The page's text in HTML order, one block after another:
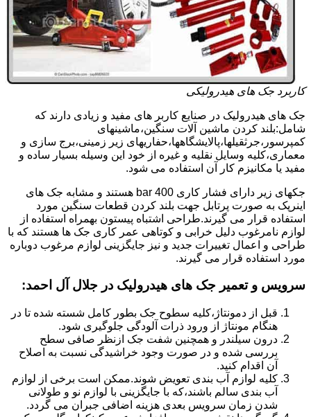
کاربرد جک های هیدرولیکی
جک های هیدرولیک در صنایع کاربر های مفید و زیادی دارند که
شامل:بلند کردن ماشین آلات سنگین،ماشینهای
کمپرسور،جرثقیلها،پالایشگاهها،حفاریهای زیر زمینی،برج سازی و
معماری،کلیه وسایل نقلیه و غیره از خود این وسیله بسیار ساده و
مفید یا مکانیزم کار آن استفاده می شود.
جکهای زیر دارای فشار کاری 400 bar هستند و مشابه جک های
اینرپک به صورت پرتابل جهت بلند کردن قطعات سنگین مورد
استفاده قرار می گیرند.طراحی اشتباه پیستون بهمراه استفاده از
لوازم نامرغوب دلیل خرابی و کوتاهی عمر کاری جک ها هستند که با
طراحی و اعمال تغییرات جدید و نیز جایگزینی لوازم مرغوب دوباره
مورد استفاده قرار می گیرند.
سرویس و تعمیر جک های هیدرولیک در جلال آل احمد:
قبل از دمونتاژ،کلیه سطوح جک بطور کامل شسته شده تا در
هنگام مونتاژ از ورود ذرات آلودگی جلوگیری شود.
درون سیلندر و همچنین شفت جک ازنظر صافی سطح
بررسی شده و در صورت وجود خراشیدگی نسبت به اصلاح
آن اقدام کنید.
کلیه لوازم آب بندی تعویض شوند.ممکن است برخی از لوازم
آب بندی سالم باشند،که با جایگزینی با لوازم نو و طولانی
شدن زمان سرویس بعدی هزینه اضافی جبران می گردد.